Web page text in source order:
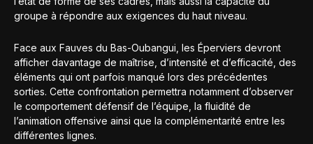
groupe à répondre aux exigences du haut niveau.
Face aux Fauves du Bas-Oubangui, les Éperviers devront
afficher davantage de maîtrise, d’intensité et d’efficacité, des
éléments qui ont parfois manqué lors des précédentes
sorties. Cette confrontation permettra notamment d’observer
le comportement défensif de l’équipe, la fluidité de
l’animation offensive ainsi que la complémentarité entre les
différentes lignes.